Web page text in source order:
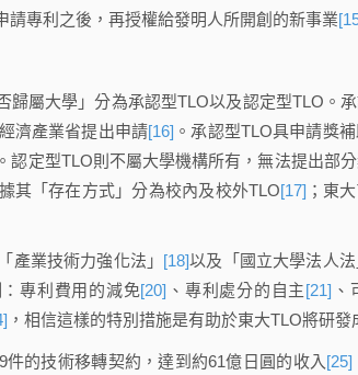
專利之後，再授權給發明人所開創的新事業
屬大學」分為承認型TLO以及認定型TLO。
濟產業省提出申請[16] 。承認型TLO具申請獎
認定型TLO則不屬大學機構所有，無法提出部
其「存在方式」分為校內及校外TLO[17] ；東
業技術力強化法」 [18]以及「國立大學法人
專利費用的減免[20] 、專利處分的自主[21] 、
，相信這樣的特別措施是有助於東大TLO將研發
的技術移轉契約，達到約61億日圓的收入 [25]